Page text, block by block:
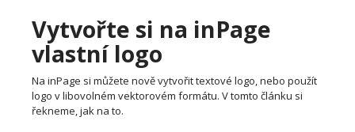
Vytvořte si na inPage
vlastní logo
Na inPage si můžete nově vytvořit textové logo, nebo použít
logo v libovolném vektorovém formátu. V tomto článku si
řekneme, jak na to.